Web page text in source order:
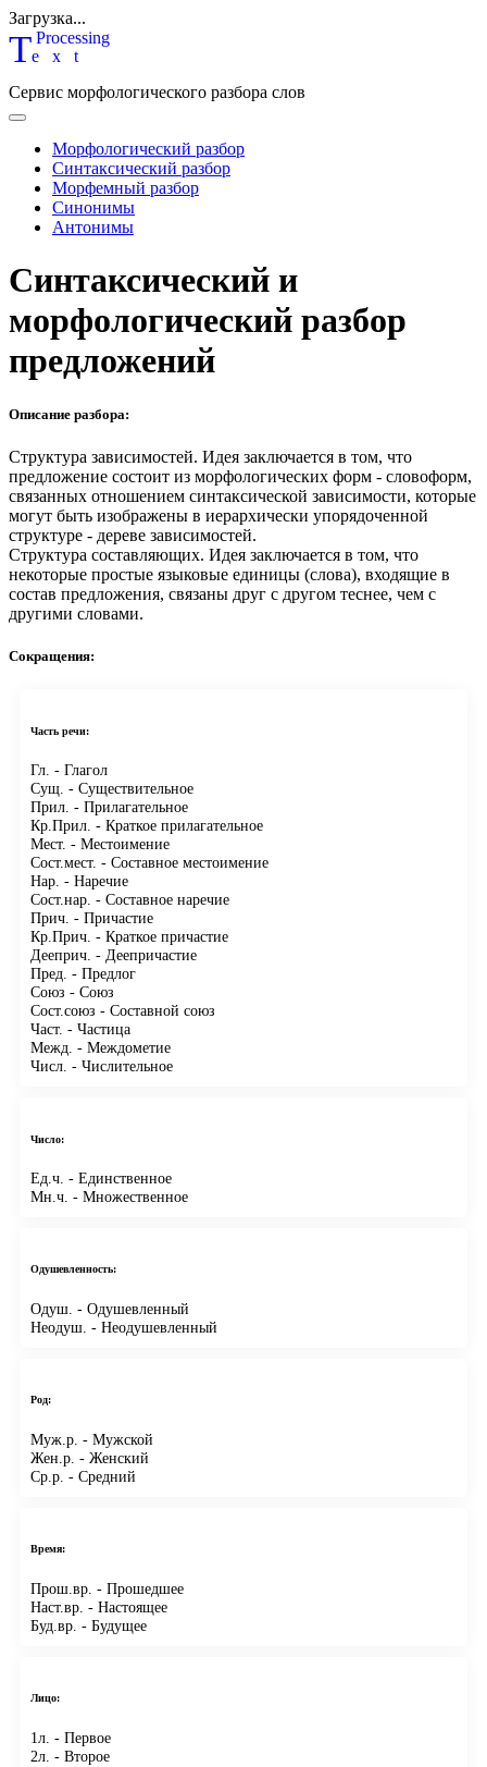
Загрузка...
Text
Processing
Сервис морфологического разбора слов
Морфологический разбор
Синтаксический разбор
Морфемный разбор
Синонимы
Антонимы
Синтаксический и
морфологический разбор
предложений
Описание разбора:
Структура зависимостей. Идея заключается в том, что
предложение состоит из морфологических форм - словоформ,
связанных отношением синтаксической зависимости, которые
могут быть изображены в иерархически упорядоченной
структуре - дереве зависимостей.
Структура составляющих. Идея заключается в том, что
некоторые простые языковые единицы (слова), входящие в
состав предложения, связаны друг с другом теснее, чем с
другими словами.
Сокращения:
Часть речи:
Гл. - Глагол
Сущ. - Существительное
Прил. - Прилагательное
Кр.Прил. - Краткое прилагательное
Мест. - Местоимение
Сост.мест. - Составное местоимение
Нар. - Наречие
Сост.нар. - Составное наречие
Прич. - Причастие
Кр.Прич. - Краткое причастие
Дееприч. - Деепричастие
Пред. - Предлог
Союз - Союз
Сост.союз - Составной союз
Част. - Частица
Межд. - Междометие
Числ. - Числительное
Число:
Ед.ч. - Единственное
Мн.ч. - Множественное
Одушевленность:
Одуш. - Одушевленный
Неодуш. - Неодушевленный
Род:
Муж.р. - Мужской
Жен.р. - Женский
Ср.р. - Средний
Время:
Прош.вр. - Прошедшее
Наст.вр. - Настоящее
Буд.вр. - Будущее
Лицо:
1л. - Первое
2л. - Второе